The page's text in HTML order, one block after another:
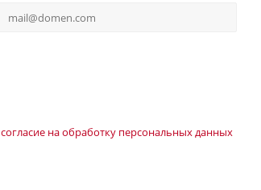
согласие на обработку персональных данных